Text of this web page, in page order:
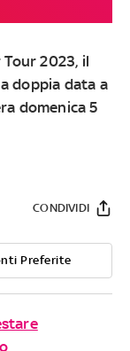
2023, il
doppia data a
domenica 5
Preferite
CONDIVIDI